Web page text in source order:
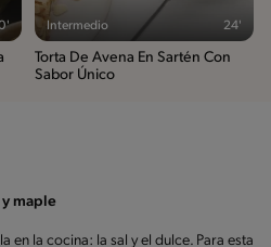
Intermedio 24'
Torta De Avena En Sartén Con
Sabor Único
y maple
en la cocina: la sal y el dulce. Para esta